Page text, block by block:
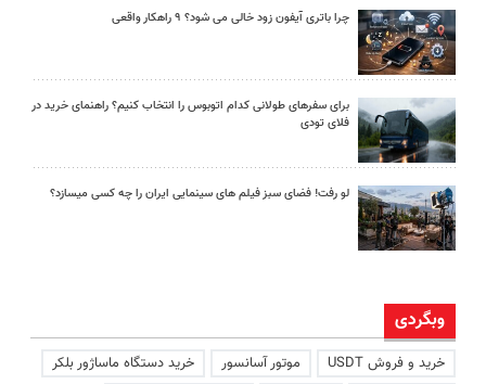
چرا باتری آیفون زود خالی می شود؟ ۹ راهکار واقعی
برای سفرهای طولانی کدام اتوبوس را انتخاب کنیم؟ راهنمای خرید در
فلای تودی
لو رفت! فضای سبز فیلم های سینمایی ایران را چه کسی میسازد؟
وبگردی
خرید و فروش USDT موتور آسانسور
خرید دستگاه ماساژور بلکر